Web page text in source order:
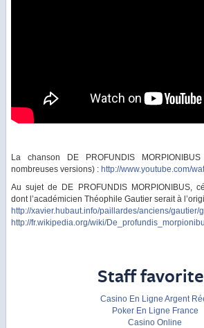
La chanson DE PROFUNDIS
nombreuses versions) : http://www.youtube.com/
Au sujet de DE PROFUNDIS MORPIONIBUS,
dont l’académicien Théophile Gautier serait à
http://xavier.hubaut.info/paillardes/anciens/gautier/
http://fr.wikipedia.org/wiki/
Staff
Casino En Ligne Argent
Poker En Ligne France
Casino Online